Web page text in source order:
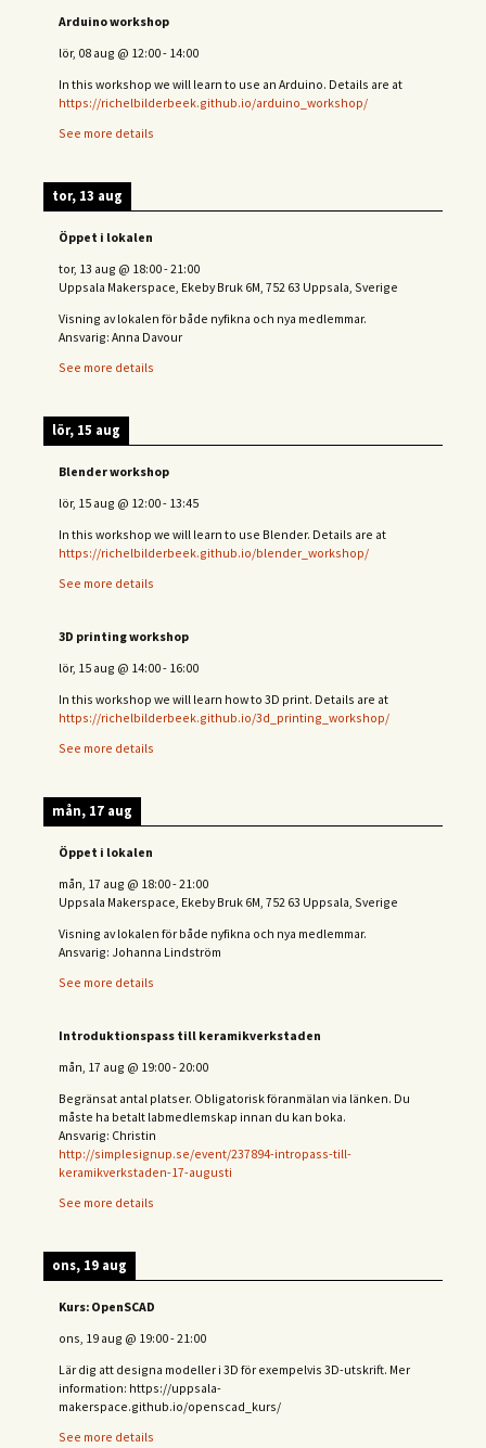
Arduino workshop
lör, 08 aug @ 12:00- 14:00
In this workshop we will learn to use an Arduino. Details are at
https://richelbilderbeek.github.io/arduino_workshop/
See more details
tor, 13 aug
Öppet i lokalen
tor, 13 aug @ 18:00-21:00
Uppsala Makerspace, Ekeby Bruk 6M, 752 63 Uppsala, Sverige
Visning av lokalen för både nyfikna och nya medlemmar.
Ansvarig: Anna Davour
See more details
lör, 15 aug
Blender workshop
lör, 15 aug @ 12:00- 13:45
In this workshop we will learn to use Blender. Details are at
https://richelbilderbeek.github.io/blender_workshop/
See more details
3D printing workshop
lör, 15 aug @ 14:00- 16:00
In this workshop we will learn how to 3D print. Details are at
https://richelbilderbeek.github.io/3d_printing_workshop/
See more details
mån, 17 aug
Öppet i lokalen
mån, 17 aug @ 18:00-21:00
Uppsala Makerspace, Ekeby Bruk 6M, 752 63 Uppsala, Sverige
Visning av lokalen för både nyfikna och nya medlemmar.
Ansvarig: Johanna Lindström
See more details
Introduktionspass till keramikverkstaden
mån, 17 aug @ 19:00-20:00
Begränsat antal platser. Obligatorisk föranmälan via länken. Du
måste ha betalt labmedlemskap innan du kan boka.
Ansvarig: Christin
http://simplesignup.se/event/237894-intropass-till-
keramikverkstaden-17-augusti
See more details
ons, 19 aug
Kurs: OpenSCAD
ons, 19 aug @ 19:00-21:00
Lär dig att designa modeller i 3D för exempelvis 3D-utskrift. Mer
information: https://uppsala-
makerspace.github.io/openscad_kurs/
See more details